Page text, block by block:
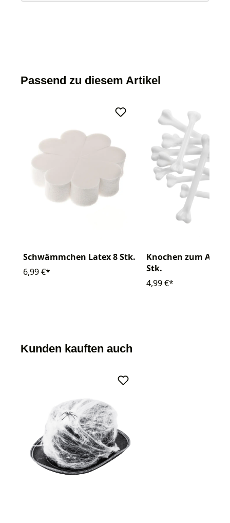
Passend zu diesem Artikel
Schwämmchen Latex 8 Stk.
6,99 €*
Knochen zum
Stk.
4,99 €*
Kunden kauften auch